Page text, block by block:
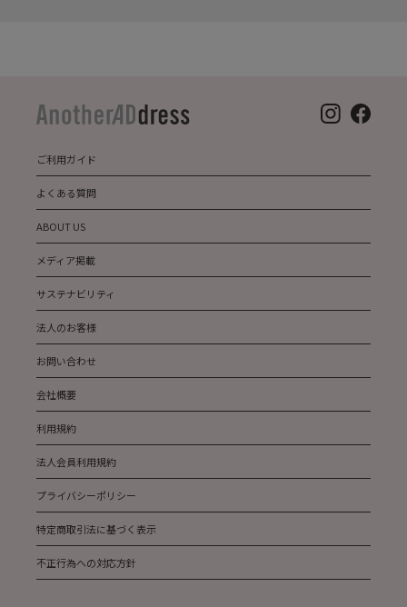
ご利用ガイド
よくある質問
ABOUT US
メディア掲載
サステナビリティ
法人のお客様
お問い合わせ
会社概要
利用規約
法人会員利用規約
プライバシーポリシー
特定商取引法に基づく表示
不正行為への対応方針